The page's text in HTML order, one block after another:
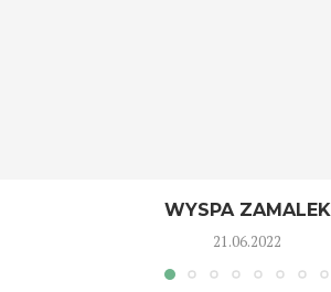
WYSPA ZAMALEK
21.06.2022